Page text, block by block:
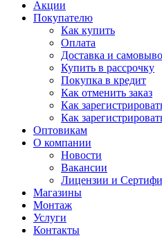
Акции
Покупателю
Как купить
Оплата
Доставка и
Купить в рассрочку
Покупка в кредит
Как отменить заказ
Как
Как
Оптовикам
О компании
Новости
Вакансии
Лицензии и
Магазины
Монтаж
Услуги
Контакты